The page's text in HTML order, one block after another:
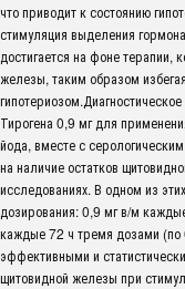
что приводит к состоянию
стимуляция выделения
достигается на фоне
железы, таким образом
Тирогена 0,9 мг для
йода, вместе с
на наличие остатков
исследованиях. В одном из
дозирования: 0,9 мг в/м
каждые 72 ч тремя дозами
эффективными и
щитовидной железы при